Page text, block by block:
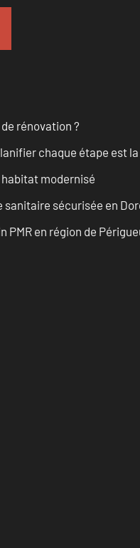
rénovation ?
chaque étape est
modernisé
sécurisée en
PMR en région de